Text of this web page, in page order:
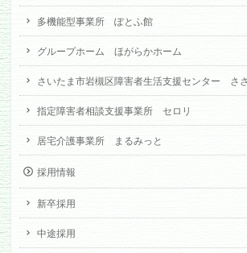
多機能型事業所 ぽとふ館
グループホーム ほがらかホーム
さいたま市岩槻区障害者生活支援センター さ
指定障害者相談支援事業所 セロリ
居宅介護事業所 まるみっと
採用情報
新卒採用
中途採用